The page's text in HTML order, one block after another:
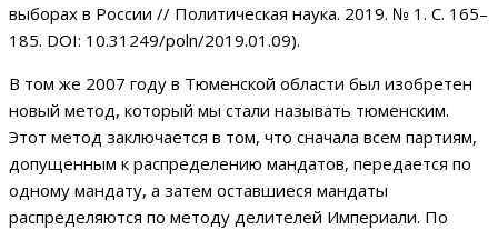
выборах в России // Политическая наука. 2019. № 1. С. 165–
185. DOI: 10.31249/poln/2019.01.09).
В том же 2007 году в Тюменской области был изобретен
новый метод, который мы стали называть тюменским.
Этот метод заключается в том, что сначала всем партиям,
допущенным к распределению мандатов, передается по
одному мандату, а затем оставшиеся мандаты
распределяются по методу делителей Империали. По